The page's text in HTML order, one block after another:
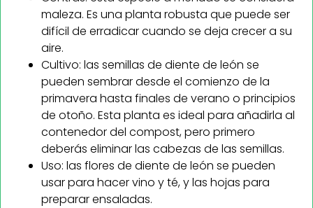
maleza. Es una planta robusta que puede ser
difícil de erradicar cuando se deja crecer a su
aire.
Cultivo: las semillas de diente de león se
pueden sembrar desde el comienzo de la
primavera hasta finales de verano o principios
de otoño. Esta planta es ideal para añadirla al
contenedor del compost, pero primero
deberás eliminar las cabezas de las semillas.
Uso: las flores de diente de león se pueden
usar para hacer vino y té, y las hojas para
preparar ensaladas.